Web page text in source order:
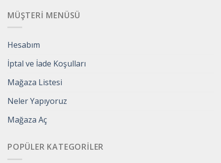
MÜŞTERI MENÜSÜ
Hesabım
İptal ve İade Koşulları
Mağaza Listesi
Neler Yapıyoruz
Mağaza Aç
POPÜLER KATEGORILER